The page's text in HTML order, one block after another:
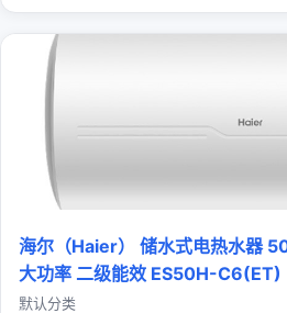
海尔（Haier） 储水式电热水器
大功率 二级能效 ES50H-C6(ET)
默认分类